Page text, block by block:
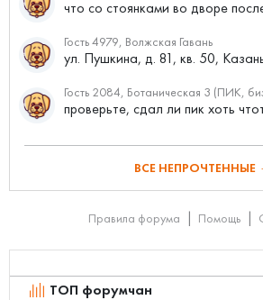
Гость 4979, Волжская Гавань
ул. Пушкина, д. 81, кв. 50,
ВСЕ НЕПРОЧТЕННЫЕ
Правила форума Помощь
ТОП форумчан